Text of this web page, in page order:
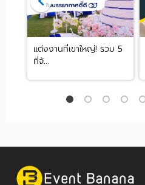
แต่งงานที่เขาใหญ่! รวม 5
ที่จั...